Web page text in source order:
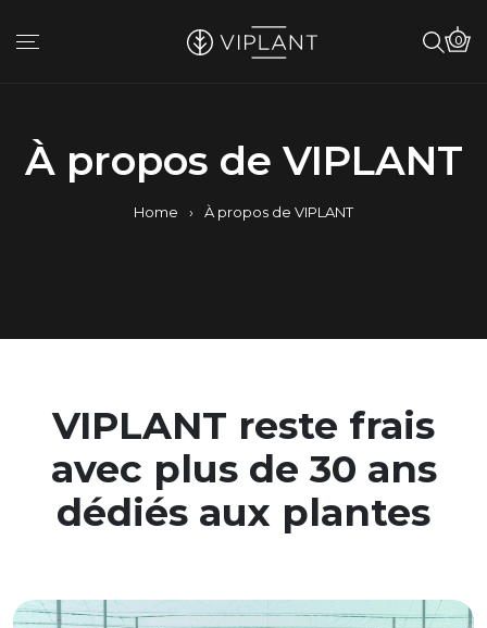
0
À propos de VIPLANT
Home › À propos de VIPLANT
VIPLANT reste frais
avec plus de 30 ans
dédiés aux plantes